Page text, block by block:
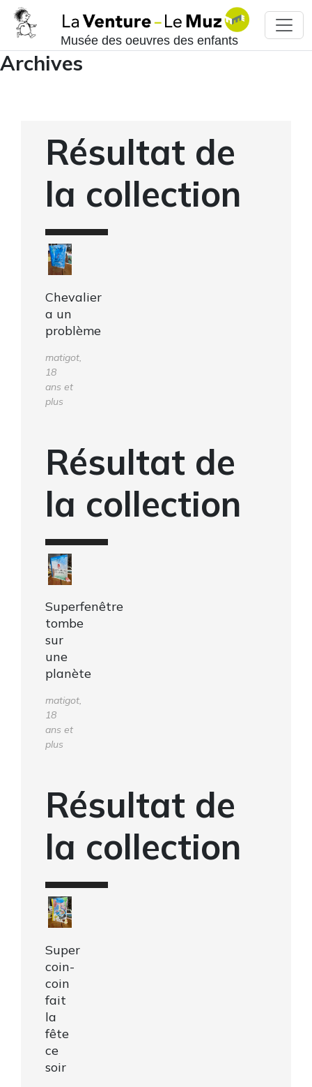
Musée des oeuvres des enfants
Archives
Résultat de
la collection
Chevalier
a un
problème
matigot,
18
ans et
plus
Résultat de
la collection
Superfenêtre
tombe
sur
une
planète
matigot,
18
ans et
plus
Résultat de
la collection
Super
coin-
coin
fait
la
fête
ce
soir